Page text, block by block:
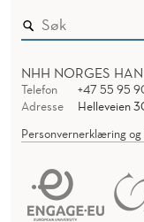
NHH NORGES
Telefon
+47 55 95
Adresse
Helleveien
Personvernerklæring